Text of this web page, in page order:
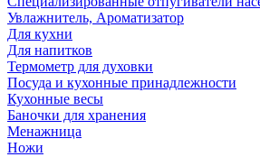
Увлажнитель, Ароматизатор
Для кухни
Для напитков
Термометр для духовки
Посуда и кухонные принадлежности
Кухонные весы
Баночки для хранения
Менажница
Ножи